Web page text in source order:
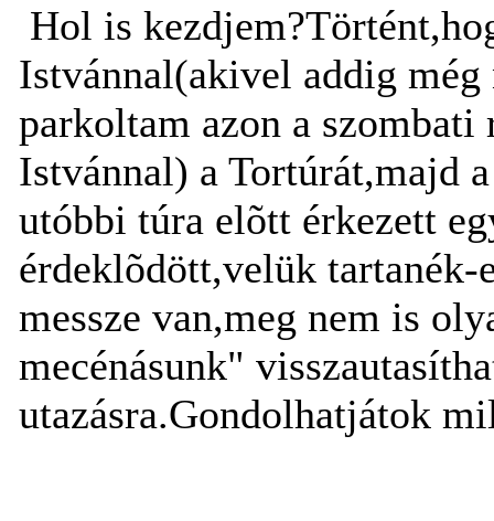
Hol is
Istvánnal(akivel addig
parkoltam azon a
Istvánnal) a Tortúrát,majd
utóbbi túra elõtt érkezett
érdeklõdött,velük tartanék-
messze van,meg nem is
mecénásunk"
utazásra.Gondolhatjátok